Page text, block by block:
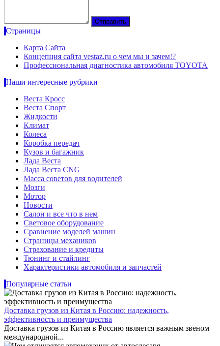
Страницы
Карта Сайта
Концепция сайта vestaz.ru о чем мы и зачем!?
Профессиональная диагностика автомобиля TOYOTA
Наши интересные рубрики
Веста Кросс
Веста Спорт
Жидкости
Климат
Колеса
Коробка передач
Кузов и багажник
Лада Веста
Лада Веста CNG
Масса советов для водителей
Мозги
Мотор
Новости
Салон и все что в нем
Световое оборудование
Сравнение моделей машин
Страницы механиков
Страхование и кредиты
Тюнинг и стайлинг
Характеристики автомобиля и запчастей
Популярные статьи
Доставка грузов из Китая в Россию: надежность,
эффективность и преимущества
Доставка грузов из Китая в Россию является важным звеном
международной...